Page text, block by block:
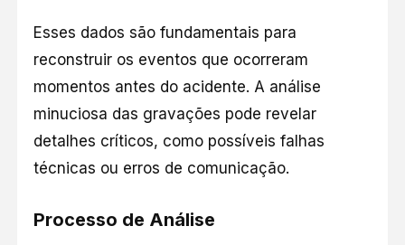
Esses dados são fundamentais para
reconstruir os eventos que ocorreram
momentos antes do acidente. A análise
minuciosa das gravações pode revelar
detalhes críticos, como possíveis falhas
técnicas ou erros de comunicação.
Processo de Análise